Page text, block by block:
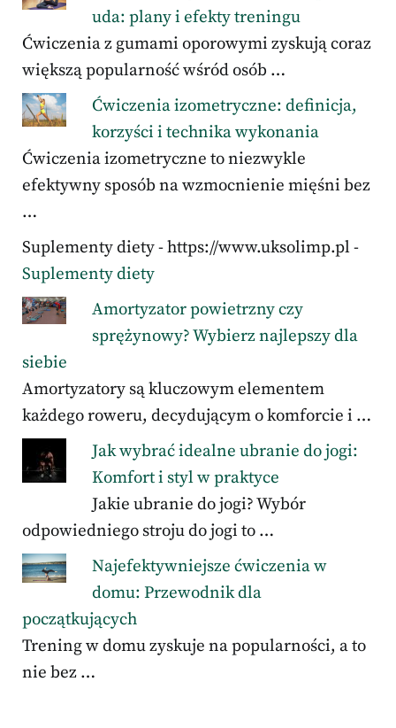
uda: plany i efekty treningu
Ćwiczenia z gumami oporowymi zyskują coraz
większą popularność wśród osób …
Ćwiczenia izometryczne: definicja,
korzyści i technika wykonania
Ćwiczenia izometryczne to niezwykle
efektywny sposób na wzmocnienie mięśni bez
…
Suplementy diety - https://www.uksolimp.pl -
Suplementy diety
Amortyzator powietrzny czy
sprężynowy? Wybierz najlepszy dla
siebie
Amortyzatory są kluczowym elementem
każdego roweru, decydującym o komforcie i …
Jak wybrać idealne ubranie do jogi:
Komfort i styl w praktyce
Jakie ubranie do jogi? Wybór
odpowiedniego stroju do jogi to …
Najefektywniejsze ćwiczenia w
domu: Przewodnik dla
początkujących
Trening w domu zyskuje na popularności, a to
nie bez …